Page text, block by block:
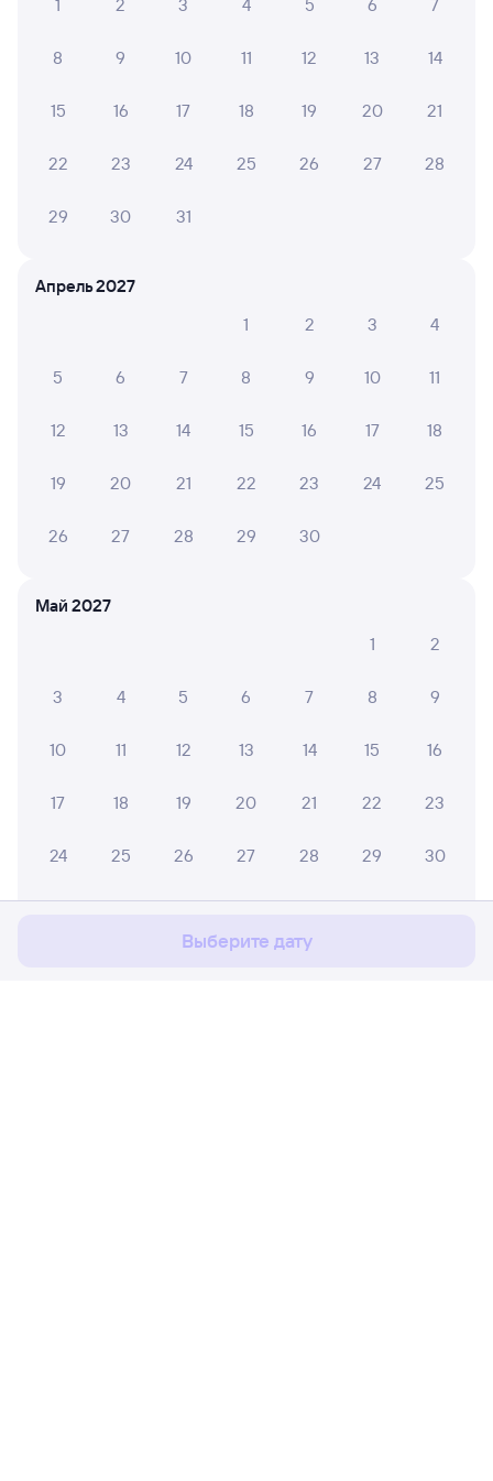
Мы используем cookies для более удобной работы
1
2 3 4 5 6 7
8 9 10 11 12 13 14
15 16 17 18 19 20 21
22 23 24 25 26 27 28
29 30 31
Апрель 2027
1
2 3 4
5 6 7 8 9 10 11
12 13 14 15 16 17 18
19 20 21 22 23 24 25
26 27 28 29 30
Май 2027
1
2
3 4 5 6 7 8 9
10 11 12 13 14 15 16
17 18 19 20 21 22 23
24 25 26 27 28 29 30
Выберите дату